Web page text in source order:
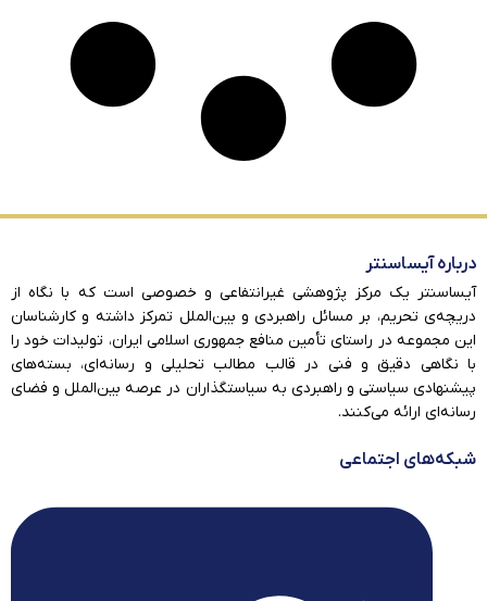
درباره آیساسنتر
آیساسنتر یک مرکز پژوهشی غیرانتفاعی و خصوصی است که با نگاه از
دریچه‌ی تحریم، بر مسائل راهبردی و بین‌الملل تمرکز داشته و کارشناسان
این مجموعه در راستای تأمین منافع جمهوری اسلامی ایران، تولیدات خود را
با نگاهی دقیق و فنی در قالب مطالب تحلیلی و رسانه‌ای، بسته‌های
پیشنهادی سیاستی و راهبردی به سیاستگذاران در عرصه بین‌الملل و فضای
رسانه‌ای ارائه می‌کنند.
شبکه‌های اجتماعی